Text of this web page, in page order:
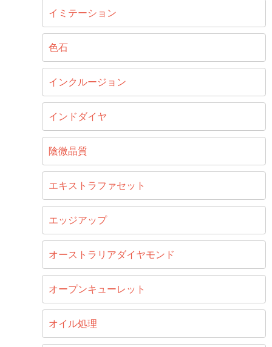
イミテーション
色石
インクルージョン
インドダイヤ
陰微晶質
エキストラファセット
エッジアップ
オーストラリアダイヤモンド
オープンキューレット
オイル処理